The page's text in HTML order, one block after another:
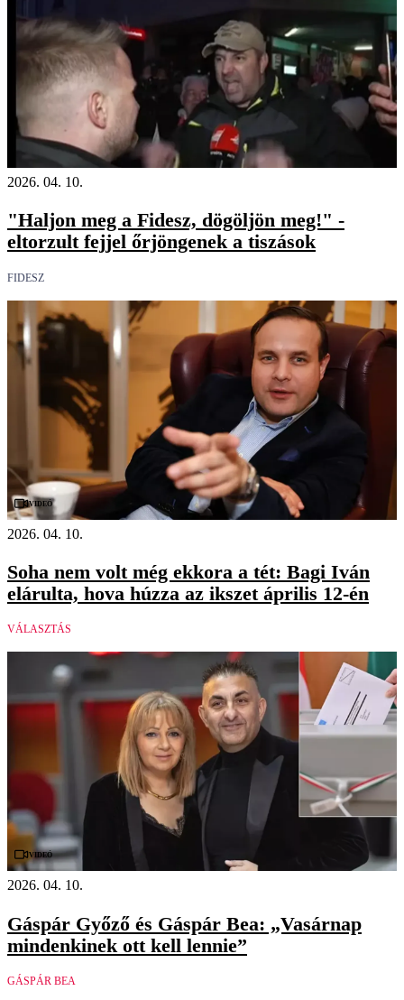
2026. 04. 10.
"Haljon meg a Fidesz, dögöljön meg!" -
eltorzult fejjel őrjöngenek a tiszások
FIDESZ
Videó
2026. 04. 10.
Soha nem volt még ekkora a tét: Bagi Iván
elárulta, hova húzza az ikszet április 12-én
VÁLASZTÁS
Videó
2026. 04. 10.
Gáspár Győző és Gáspár Bea: „Vasárnap
mindenkinek ott kell lennie”
GÁSPÁR BEA